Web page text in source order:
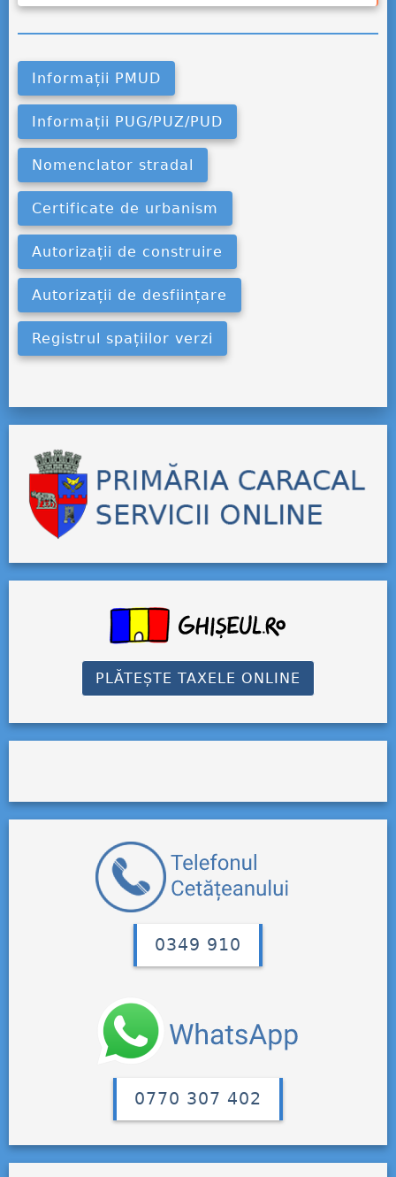
Informații PMUD
Informații PUG/PUZ/PUD
Nomenclator stradal
Certificate de urbanism
Autorizații de construire
Autorizații de desființare
Registrul spațiilor verzi
PLĂTEȘTE TAXELE ONLINE
0349 910
0770 307 402